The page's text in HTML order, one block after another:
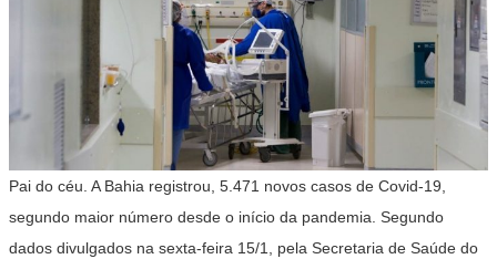
Pai do céu. A Bahia registrou, 5.471 novos casos de Covid-19,
segundo maior número desde o início da pandemia. Segundo
dados divulgados na sexta-feira 15/1, pela Secretaria de Saúde do